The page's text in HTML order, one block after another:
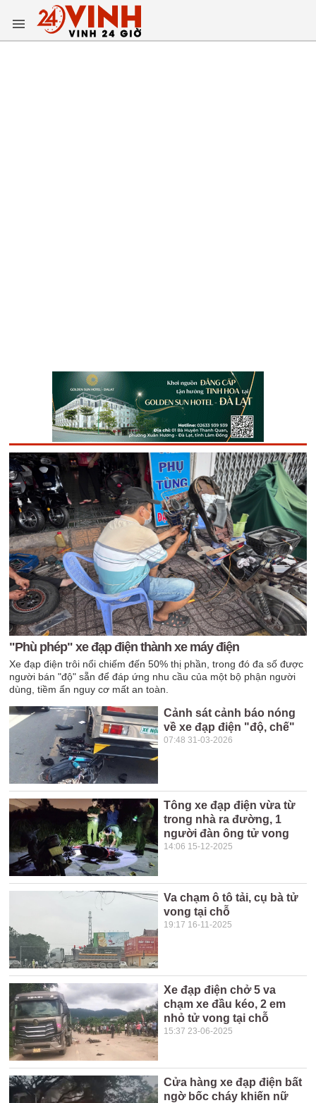
"Phù phép" xe đạp điện thành xe máy điện
Xe đạp điện trôi nổi chiếm đến 50% thị phần, trong đó đa số được
người bán "độ" sẵn để đáp ứng nhu cầu của một bộ phận người
dùng, tiềm ẩn nguy cơ mất an toàn.
Cảnh sát cảnh báo nóng
về xe đạp điện "độ, chế"
07:48 31-03-2026
Tông xe đạp điện vừa từ
trong nhà ra đường, 1
người đàn ông tử vong
14:06 15-12-2025
Va chạm ô tô tải, cụ bà tử
vong tại chỗ
19:17 16-11-2025
Xe đạp điện chở 5 va
chạm xe đầu kéo, 2 em
nhỏ tử vong tại chỗ
15:37 23-06-2025
Cửa hàng xe đạp điện bất
ngờ bốc cháy khiến nữ